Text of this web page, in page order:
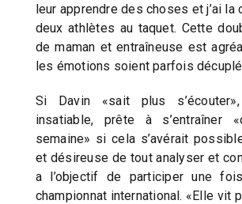
leur apprendre des choses et j’ai la
deux athlètes au taquet. Cette
de maman et entraîneuse est
les émotions soient parfois
Si Davin «sait plus
insatiable, prête à s’entraîner
semaine» si cela s’avérait
et désireuse de tout analyser et
a l’objectif de participer une
championnat international. «Elle vit